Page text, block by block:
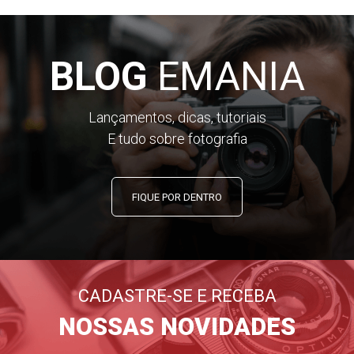
BLOGEMANIA
Lançamentos, dicas, tutoriais
E tudo sobre fotografia
FIQUE POR DENTRO
CADASTRE-SE E RECEBA
NOSSAS NOVIDADES